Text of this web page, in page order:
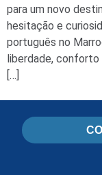
para um novo
hesitação e
português no
liberdade, conforto
[…]